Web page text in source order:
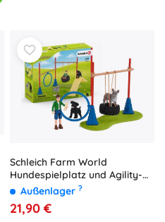
Schleich Farm World
Hundespielplatz und Agility-
SetAußenlager ?
21,90 €